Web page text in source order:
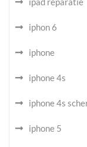
iphon 6
iphone
iphone 4s
iphone 4s
iphone 5